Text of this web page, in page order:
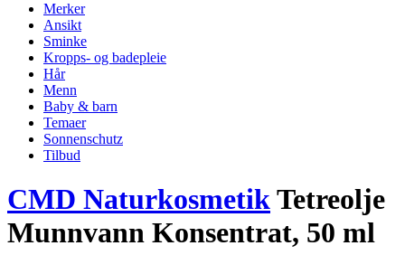
Merker
Ansikt
Sminke
Kropps- og badepleie
Hår
Menn
Baby & barn
Temaer
Sonnenschutz
Tilbud
CMD NaturkosmetikTetreolje
Munnvann Konsentrat, 50 ml